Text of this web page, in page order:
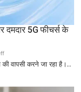
डिस्प्ले
और
Snapdragon
मचेगी
दमदार 5G फीचर्स के
on
Vivo
बड़ा
वापसी करने जा रहा है।...